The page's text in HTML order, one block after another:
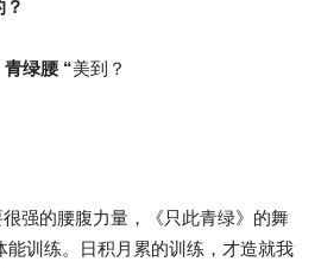
青绿腰 “美到？
很强的腰腹力量，《只此青绿》的舞
能训练。日积月累的训练，才造就我